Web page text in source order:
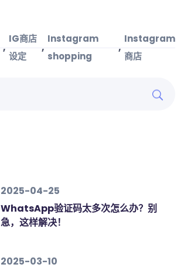
,
IG商店
设定
,
Instagram
shopping
,
Instagram
商店
2025-04-25
WhatsApp验证码太多次怎么办？别
急，这样解决！
2025-03-10